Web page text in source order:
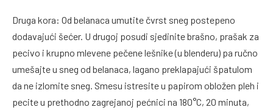
Druga kora: Od belanaca umutite čvrst sneg postepeno
dodavajući šećer. U drugoj posudi sjedinite brašno, prašak za
pecivo i krupno mlevene pečene lešnike (u blenderu) pa ručno
umešajte u sneg od belanaca, lagano preklapajući špatulom
da ne izlomite sneg. Smesu istresite u papirom obložen pleh i
pecite u prethodno zagrejanoj pećnici na 180°C, 20 minuta,